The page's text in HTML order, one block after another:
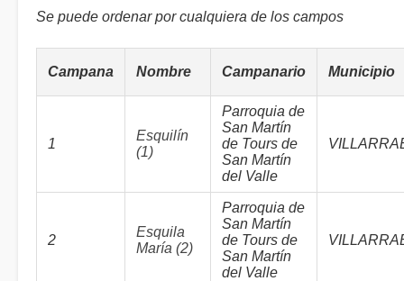
Se puede ordenar por cualquiera de los campos
Campana Nombre Campanario Municipio
1
Esquilín
(1)
Parroquia de
San Martín
de Tours de
San Martín
del Valle
2
Esquila
María (2)
Parroquia de
San Martín
de Tours de
San Martín
del Valle